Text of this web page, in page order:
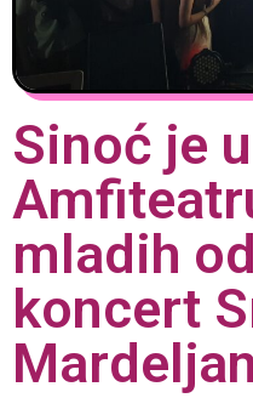
Sinoć je
mladih
koncert